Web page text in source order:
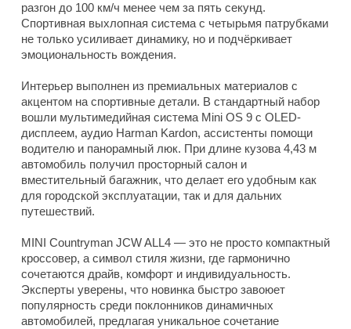
разгон до 100 км/ч менее чем за пять секунд.
Спортивная выхлопная система с четырьмя патрубками
не только усиливает динамику, но и подчёркивает
эмоциональность вождения.
Интерьер выполнен из премиальных материалов с
акцентом на спортивные детали. В стандартный набор
вошли мультимедийная система Mini OS 9 с OLED-
дисплеем, аудио Harman Kardon, ассистенты помощи
водителю и панорамный люк. При длине кузова 4,43 м
автомобиль получил просторный салон и
вместительный багажник, что делает его удобным как
для городской эксплуатации, так и для дальних
путешествий.
MINI Countryman JCW ALL4 — это не просто компактный
кроссовер, а символ стиля жизни, где гармонично
сочетаются драйв, комфорт и индивидуальность.
Эксперты уверены, что новинка быстро завоюет
популярность среди поклонников динамичных
автомобилей, предлагая уникальное сочетание